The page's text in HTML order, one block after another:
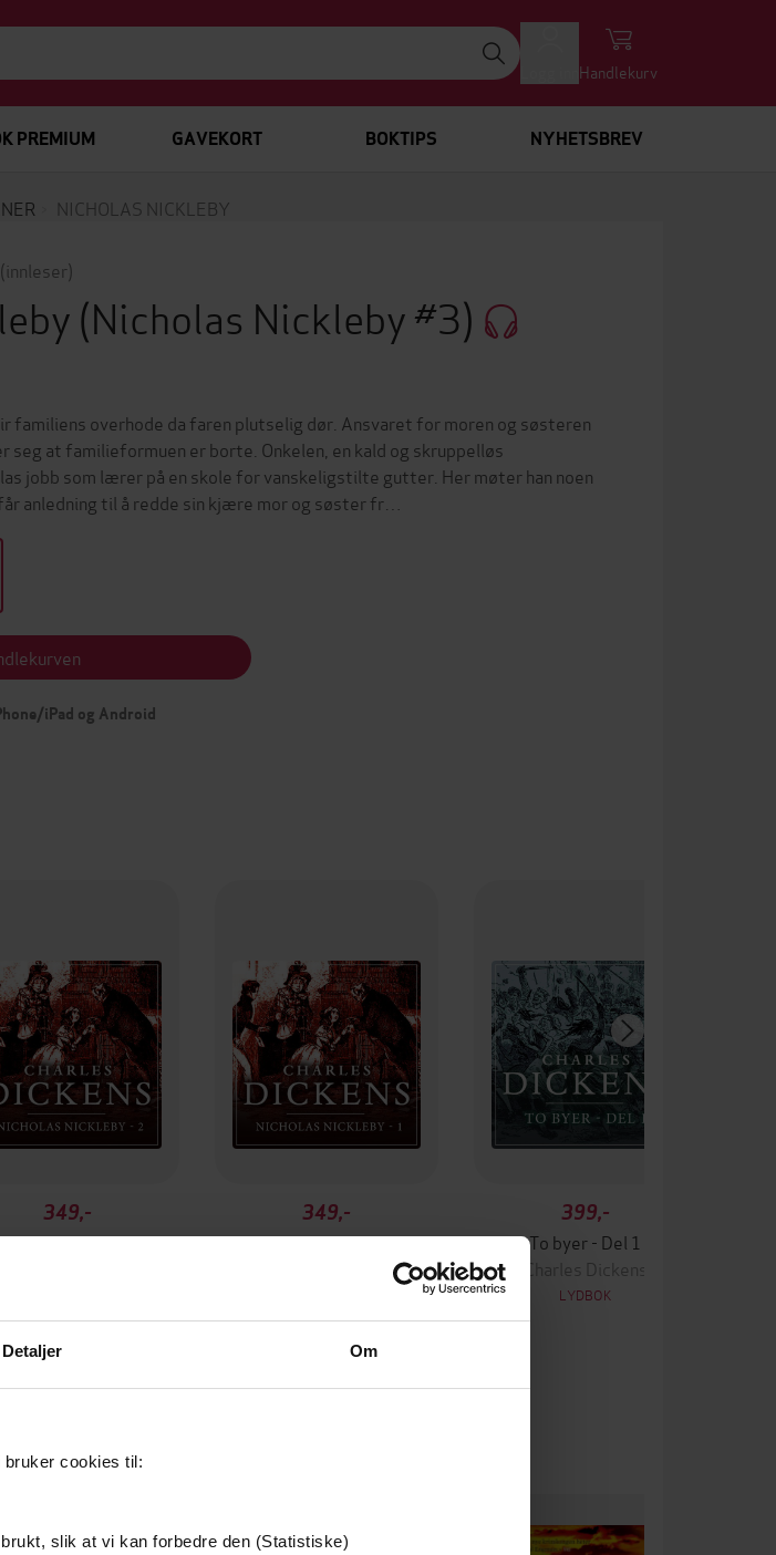
Detaljer Om
cookies til:
slik at vi kan forbedre den (Statistiske)
Handlekurv
PREMIUM GAVEKORT BOKTIPS NYHETSBREV
NICHOLAS NICKLEBY
(innleser)
(Nicholas Nickleby #3)
familiens overhode da faren plutselig dør. Ansvaret for moren og søsteren
seg at familieformuen er borte. Onkelen, en kald og skruppelløs
jobb som lærer på en skole for vanskeligstilte gutter. Her møter han noen
anledning til å redde sin kjære mor og søster fr…
iPad og Android
349,-
Nicholas Nickleby
349,-
Nicholas Nickleby
399,-
To byer - Del 1
Charles Dickens
LYDBOK